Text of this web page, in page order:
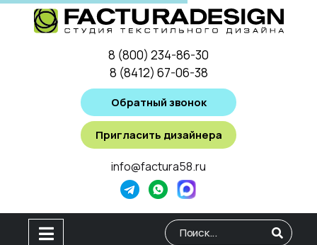
8 (800) 234-86-30
8 (8412) 67-06-38
Обратный звонок
Пригласить дизайнера
info@factura58.ru